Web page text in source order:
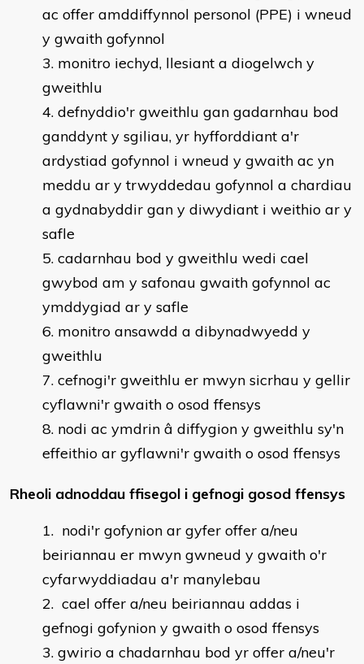
ac offer amddiffynnol personol (PPE) i wneud
y gwaith gofynnol
monitro iechyd, llesiant a diogelwch y
gweithlu
defnyddio'r gweithlu gan gadarnhau bod
ganddynt y sgiliau, yr hyfforddiant a'r
ardystiad gofynnol i wneud y gwaith ac yn
meddu ar y trwyddedau gofynnol a chardiau
a gydnabyddir gan y diwydiant i weithio ar y
safle
cadarnhau bod y gweithlu wedi cael
gwybod am y safonau gwaith gofynnol ac
ymddygiad ar y safle
monitro ansawdd a dibynadwyedd y
gweithlu
cefnogi'r gweithlu er mwyn sicrhau y gellir
cyflawni'r gwaith o osod ffensys
nodi ac ymdrin â diffygion y gweithlu sy'n
effeithio ar gyflawni'r gwaith o osod ffensys
Rheoli adnoddau ffisegol i gefnogi gosod ffensys
nodi'r gofynion ar gyfer offer a/neu
beiriannau er mwyn gwneud y gwaith o'r
cyfarwyddiadau a'r manylebau
cael offer a/neu beiriannau addas i
gefnogi gofynion y gwaith o osod ffensys
gwirio a chadarnhau bod yr offer a/neu'r